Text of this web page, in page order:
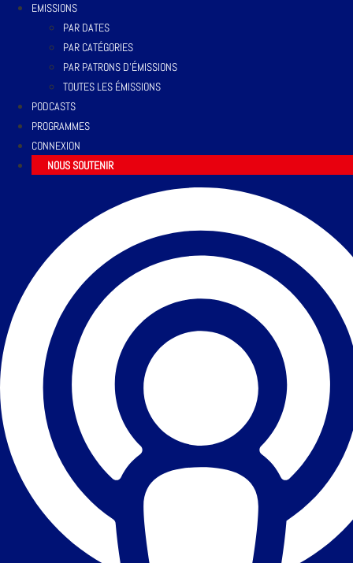
EMISSIONS
PAR DATES
PAR CATÉGORIES
PAR PATRONS D’ÉMISSIONS
TOUTES LES ÉMISSIONS
PODCASTS
PROGRAMMES
CONNEXION
NOUS SOUTENIR